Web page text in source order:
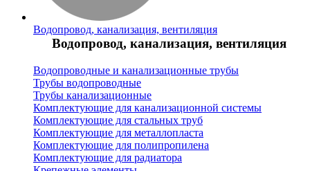
Водопровод, канализация, вентиляция
Водопровод, канализация, вентиляция
Водопроводные и канализационные трубы
Трубы водопроводные
Трубы канализационные
Комплектующие для канализационной системы
Комплектующие для стальных труб
Комплектующие для металлопласта
Комплектующие для полипропилена
Комплектующие для радиатора